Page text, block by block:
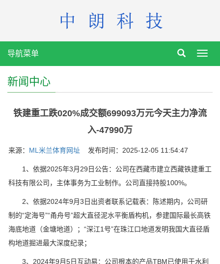
导航菜单
新闻中心
铁建重工跌020%成交额699093万元今天主力净流
入-47990万
来源： ML米兰体育网址 发布时间：2025-12-05 11:54:47
1、依据2025年3月29日公告：公司在西藏市建立西藏铁建重工
科技有限公司，主体事务为工业制作。公司直接持股100%。
2、依据2024年9月3日出资者联系记载表：陈述期内，公司研
制的“定海号”“甬舟号”超大直径泥水平衡盾构机，参建国际最长高铁
海底地道（金塘地道）；“深江1号”在珠江口地道发明我国大直径盾
构地道掘进最大深度纪录；
3、2024年9月5日互动易：公司根本的产品TBM已使用于水利